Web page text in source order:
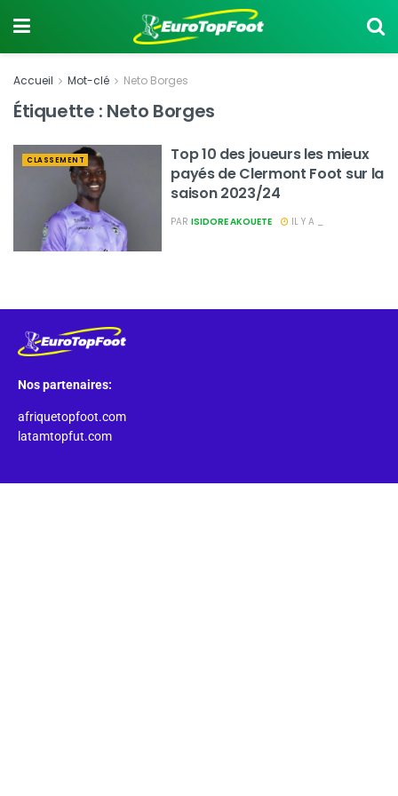
Accueil Mot-clé Neto Borges
Étiquette : Neto Borges
CLASSEMENT
Top 10 des joueurs les mieux
payés de Clermont Foot sur la
saison 2023/24
PAR ISIDORE AKOUETE IL Y A _
Nos partenaires:
afriquetopfoot.com
latamtopfut.com